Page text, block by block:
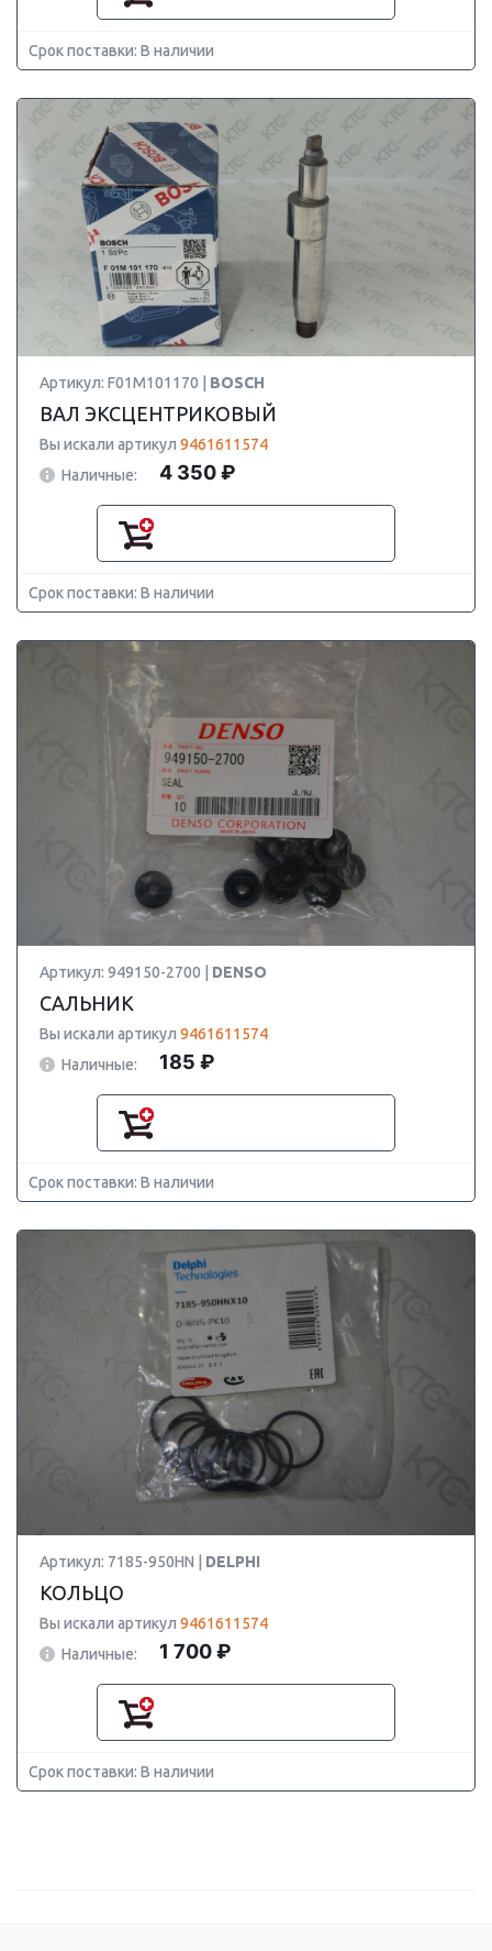
Срок поставки: В наличии
Артикул: F01M101170 | BOSCH
ВАЛ ЭКСЦЕНТРИКОВЫЙ
Вы искали артикул 9461611574
Наличные:
4 350 ₽
Срок поставки: В наличии
Артикул: 949150-2700 | DENSO
САЛЬНИК
Вы искали артикул 9461611574
Наличные:
185 ₽
Срок поставки: В наличии
Артикул: 7185-950HN | DELPHI
КОЛЬЦО
Вы искали артикул 9461611574
Наличные:
1 700 ₽
Срок поставки: В наличии